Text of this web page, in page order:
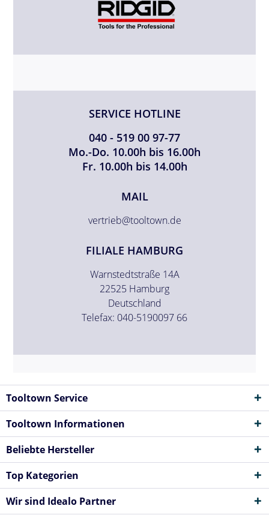
SERVICE HOTLINE
040 - 519 00 97-77
Mo.-Do. 10.00h bis 16.00h
Fr. 10.00h bis 14.00h
MAIL
vertrieb@tooltown.de
FILIALE HAMBURG
Warnstedtstraße 14A
22525 Hamburg
Deutschland
Telefax: 040-5190097 66
Tooltown Service
Tooltown Informationen
Beliebte Hersteller
Top Kategorien
Wir sind Idealo Partner